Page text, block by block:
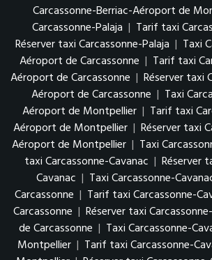
Carcassonne-Berriac-Aéroport de
Carcassonne-Palaja | Tarif taxi
Réserver taxi Carcassonne-Palaja | Taxi
Aéroport de Carcassonne | Tarif taxi
Aéroport de Carcassonne | Réserver taxi
Aéroport de Carcassonne | Taxi
Aéroport de Montpellier | Tarif taxi
Aéroport de Montpellier | Réserver taxi
Aéroport de Montpellier | Taxi
taxi Carcassonne-Cavanac | Réserver
Cavanac | Taxi Carcassonne-
Carcassonne | Tarif taxi Carcassonne-
Carcassonne | Réserver taxi
de Carcassonne | Taxi Carcassonne-
Montpellier | Tarif taxi Carcassonne-